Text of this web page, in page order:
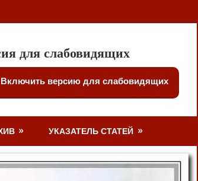
для слабовидящих
Включить версию для слабовидящих
УКАЗАТЕЛЬ СТАТЕЙ